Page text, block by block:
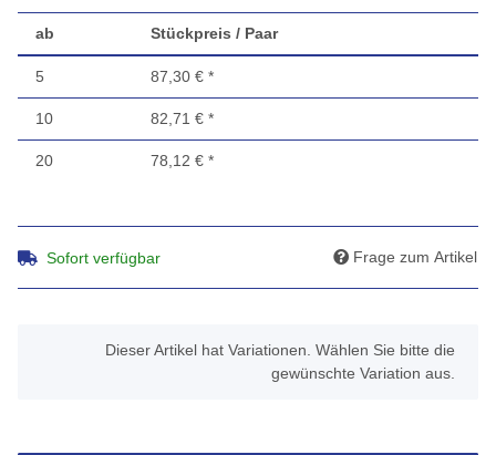
ab Stückpreis / Paar
5 87,30 € *
10 82,71 € *
20 78,12 € *
Sofort verfügbar Frage zum Artikel
Dieser Artikel hat Variationen. Wählen Sie bitte die
gewünschte Variation aus.